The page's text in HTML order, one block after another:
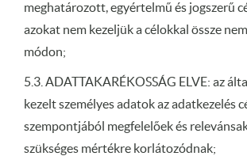
meghatározott, egyértelmű és jogszerű
azokat nem kezeljük a célokkal össze
módon;
5.3. ADATTAKARÉKOSSÁG ELVE: az
kezelt személyes adatok az adatkezelés
szempontjából megfelelőek és
szükséges mértékre korlátozódnak;